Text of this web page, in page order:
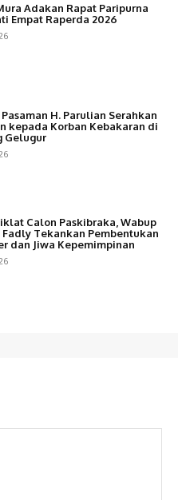
Adakan Rapat Paripurna
Empat Raperda 2026
H. Parulian Serahkan
kepada Korban Kebakaran di
Gelugur
Calon Paskibraka, Wabup
Fadly Tekankan Pembentukan
dan Jiwa Kepemimpinan